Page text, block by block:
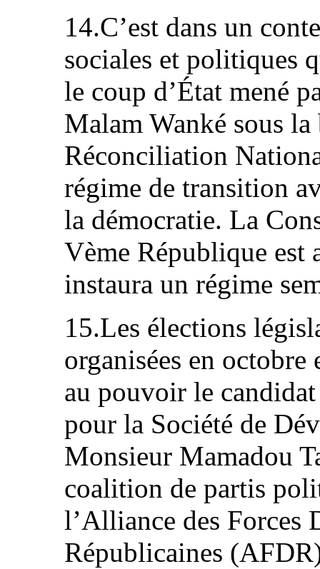
14.C’est dans un
sociales et politiques
le coup d’État mené
Malam Wanké sous
Réconciliation
régime de transition
la démocratie. La
Vème République est
instaura un régime
15.Les élections
organisées en
au pouvoir le
pour la Société de
Monsieur Mamadou
coalition de partis
l’Alliance des Forces
Républicaines